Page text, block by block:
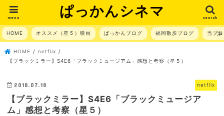
ぱっかんシネマ search
menu
HOME オススメ（星５）映画 ぱっかんブログ 福岡散歩ブログ 当ブ
HOME
netflix
【ブラックミラー】S4E6「ブラックミュージアム」感想と考察（星５）
netflix
2018.07.18
【ブラックミラー】S4E6「ブラックミュージア
ム」感想と考察（星５）